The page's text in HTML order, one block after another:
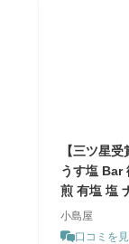
【三ツ星
うす塩 Bar
煎 有塩 塩
小島屋
口コミを